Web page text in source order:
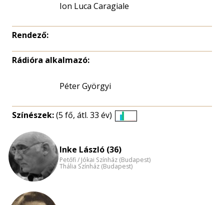
Ion Luca Caragiale
Rendező:
Rádióra alkalmazó:
Péter Györgyi
Színészek:(5 fő, átl. 33 év)
Inke László (36)
Petőfi / Jókai Színház (Budapest)
Thália Színház (Budapest)